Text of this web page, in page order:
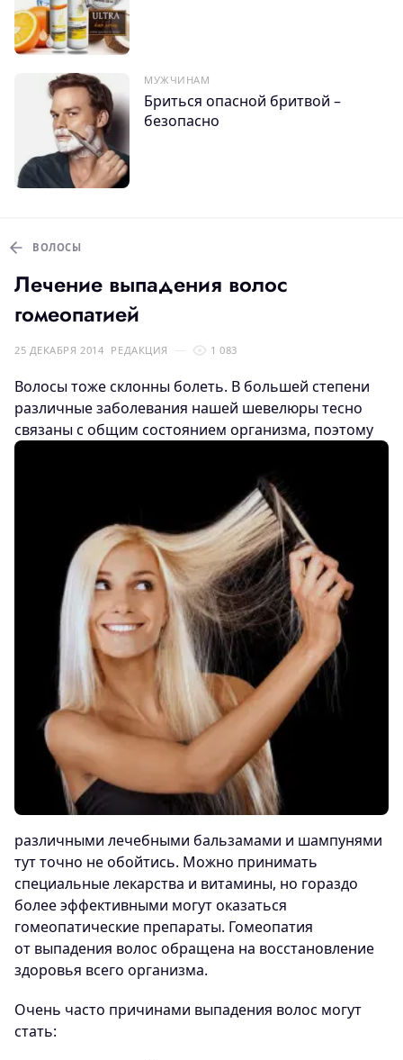
МУЖЧИНАМ
Бриться опасной бритвой –
безопасно
ВОЛОСЫ
Лечение выпадения волос
гомеопатией
25 ДЕКАБРЯ 2014 РЕДАКЦИЯ 1 083
Волосы тоже склонны болеть. В большей степени
различные заболевания нашей шевелюры тесно
связаны с общим состоянием организма, поэтому
различными лечебными бальзамами и шампунями
тут точно не обойтись. Можно принимать
специальные лекарства и витамины, но гораздо
более эффективными могут оказаться
гомеопатические препараты. Гомеопатия
от выпадения волос обращена на восстановление
здоровья всего организма.
Очень часто причинами выпадения волос могут
стать: